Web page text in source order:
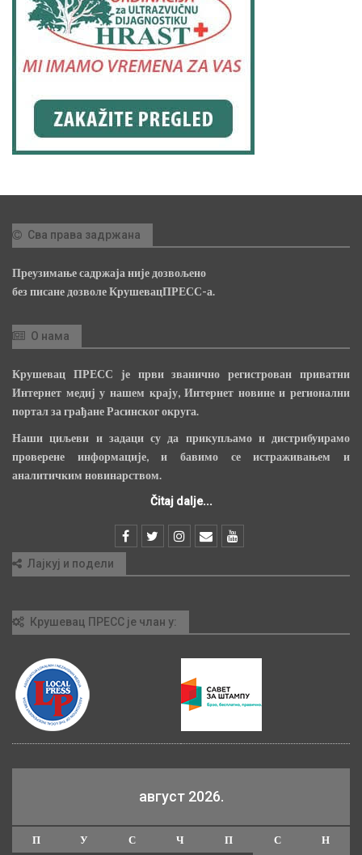
Сва права задржана
Преузимање садржаја није дозвољено
без писане дозволе КрушевацПРЕСС-а.
О нама
Крушевац ПРЕСС је први званично регистрован приватни
Интернет медиј у нашем крају, Интернет новине и регионални
портал за грађане Расинског округа.
Наши циљеви и задаци су да прикупљамо и дистрибуирамо
проверене информације, и бавимо се истраживањем и
аналитичким новинарством.
Čitaj dalje...
Лајкуј и подели
Крушевац ПРЕСС је члан у:
август 2026.
П У С Ч П С Н